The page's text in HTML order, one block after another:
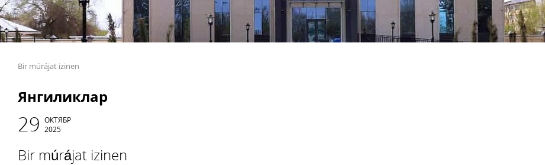
Bir múrájat izinen
Янгиликлар
29 ОКТЯБР
2025
Bir múrájat izinen